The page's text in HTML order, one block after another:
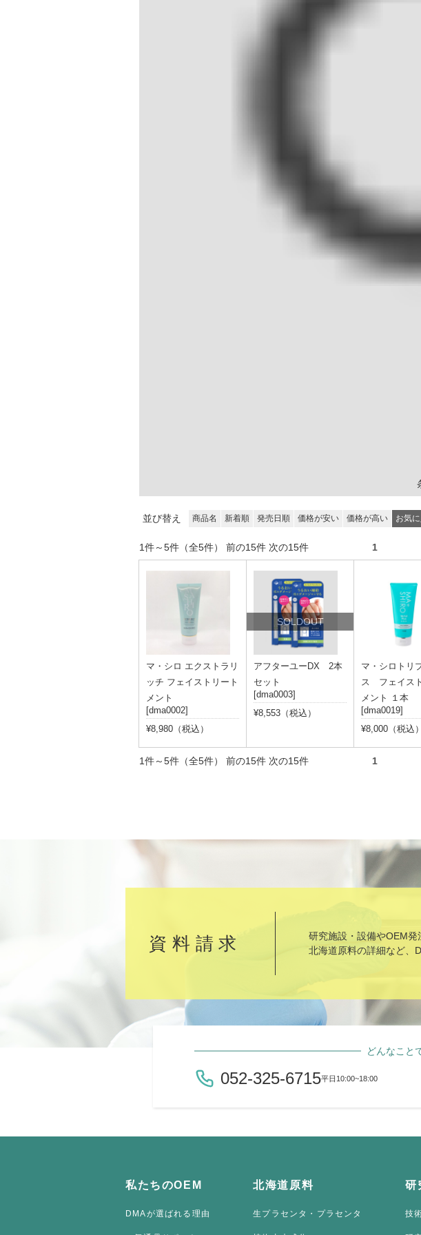
並び替え 商品名 新着順 発売日順 価格が安い 価格が高い お気
1件～5件（全5件） 前の15件 次の15件 1
マ・シロ エクストラリ
ッチ フェイストリート
メント
[dma0002]
¥8,980（税込）
SOLDOUT
アフターユーDX 2本
セット
[dma0003]
¥8,553（税込）
マ・シロトリ
ス フェイス
メント １本
[dma0019]
¥8,000（税込）
1件～5件（全5件） 前の15件 次の15件 1
資料請求
研究施設・設備やOEM
北海道原料の詳細など、
どんなこと
052-325-6715平日10:00~18:00
私たちのOEM
DMAが選ばれる理由
北海道原料
生プラセンタ・プラセンタ
研
技